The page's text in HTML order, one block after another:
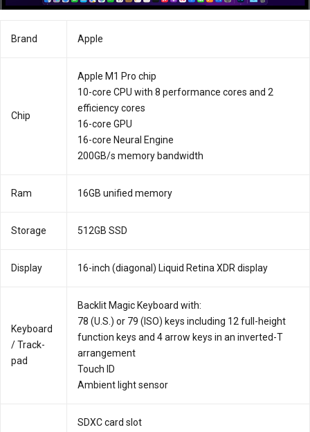
Brand Apple
Chip
Apple M1 Pro chip
10-core CPU with 8 performance cores and 2
efficiency cores
16-core GPU
16-core Neural Engine
200GB/s memory bandwidth
Ram 16GB unified memory
Storage 512GB SSD
Display 16-inch (diagonal) Liquid Retina XDR display
Key­board
/ Track­
pad
Backlit Magic Keyboard with:
78 (U.S.) or 79 (ISO) keys including 12 full-height
function keys and 4 arrow keys in an inverted-T
arrangement
Touch ID
Ambient light sensor
SDXC card slot